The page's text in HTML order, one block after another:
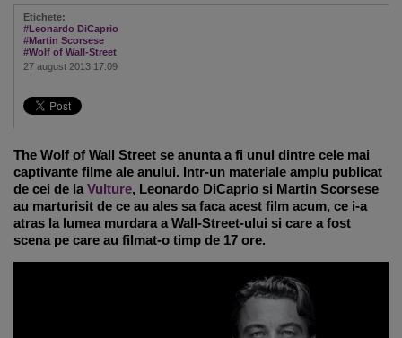
Etichete:
#Leonardo DiCaprio
#Martin Scorsese
#Wolf of Wall-Street
27 august 2013 17:09
The Wolf of Wall Street se anunta a fi unul dintre cele mai
captivante filme ale anului. Intr-un materiale amplu publicat
de cei de la Vulture, Leonardo DiCaprio si Martin Scorsese
au marturisit de ce au ales sa faca acest film acum, ce i-a
atras la lumea murdara a Wall-Street-ului si care a fost
scena pe care au filmat-o timp de 17 ore.